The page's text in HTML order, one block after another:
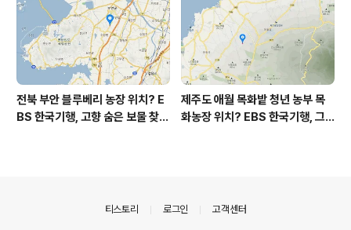
계곡 향운암 명천스님, 덕유산 황
석산 거망산 기백산
전북 부안 블루베리 농장 위치? E
BS 한국기행, 고향 숨은 보물 찾
제주도 애월 목화밭 청년 농부 목
화농장 위치? EBS 한국기행, 그
티스토리 로그인 고객센터